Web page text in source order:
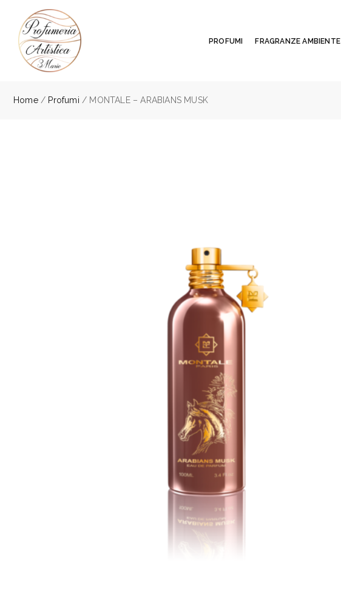
PROFUMI FRAGRANZE AMBIENTE
Home/ Profumi / MONTALE – ARABIANS MUSK